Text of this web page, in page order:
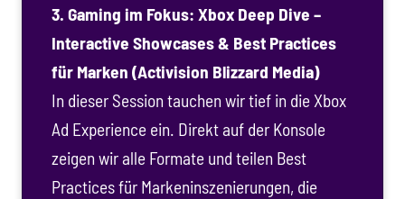
3. Gaming im Fokus: Xbox Deep Dive –
Interactive Showcases & Best Practices
für Marken (Activision Blizzard Media)
In dieser Session tauchen wir tief in die Xbox
Ad Experience ein. Direkt auf der Konsole
zeigen wir alle Formate und teilen Best
Practices für Markeninszenierungen, die